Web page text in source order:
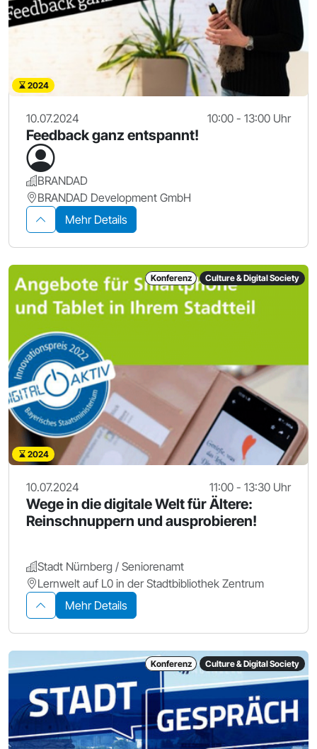
2024
10.07.2024 10:00 - 13:00 Uhr
Feedback ganz entspannt!
BRANDAD
BRANDAD Development GmbH
Mehr Details
Konferenz Culture & Digital Society
2024
10.07.2024 11:00 - 13:30 Uhr
Wege in die digitale Welt für Ältere:
Reinschnuppern und ausprobieren!
Stadt Nürnberg / Seniorenamt
Lernwelt auf L0 in der Stadtbibliothek Zentrum
Mehr Details
Konferenz Culture & Digital Society